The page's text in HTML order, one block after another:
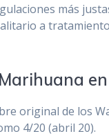
más
a
original de los
4/20 (abril 20).